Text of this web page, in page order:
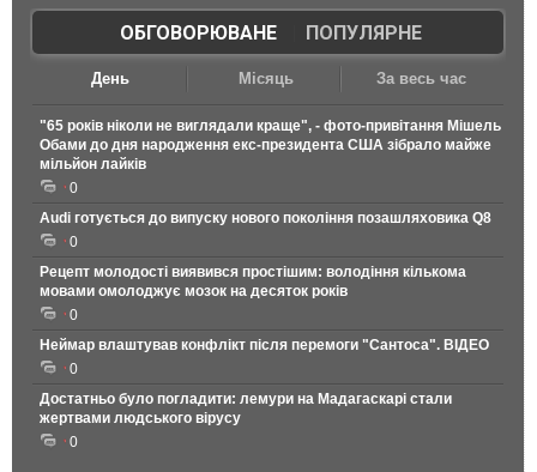
ОБГОВОРЮВАНЕ| ПОПУЛЯРНЕ
День Місяць За весь час
"65 років ніколи не виглядали краще", - фото-привітання Мішель
Обами до дня народження екс-президента США зібрало майже
мільйон лайків
0
Audi готується до випуску нового покоління позашляховика Q8
0
Рецепт молодості виявився простішим: володіння кількома
мовами омолоджує мозок на десяток років
0
Неймар влаштував конфлікт після перемоги "Сантоса". ВІДЕО
0
Достатньо було погладити: лемури на Мадагаскарі стали
жертвами людського вірусу
0